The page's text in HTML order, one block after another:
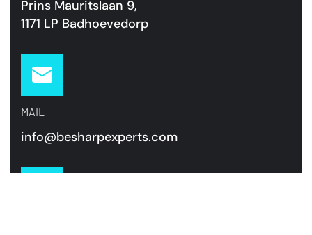
Prins Mauritslaan 9,
1171 LP Badhoevedorp
MAIL
info@besharpexperts.com